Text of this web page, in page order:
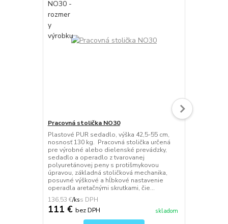
Pracovná stolička NO30
Plastové PUR sedadlo, výška 42,5-55 cm,
nosnosť 130 kg. Pracovná stolička určená
pre výrobné alebo dielenské prevádzky,
sedadlo a operadlo z tvarovanej
polyuretánovej peny s protišmykovou
úpravou, základná stoličková mechanika,
posuvné výškové a hĺbkové nastavenie
operadla aretačnými skrutkami, čie...
136,53 €/ks
111 € bez DPH skladom